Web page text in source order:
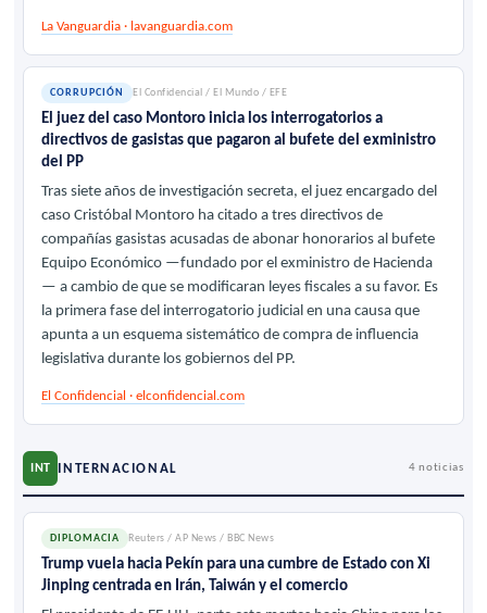
La Vanguardia · lavanguardia.com
CORRUPCIÓN El Confidencial / El Mundo / EFE
El juez del caso Montoro inicia los interrogatorios a
directivos de gasistas que pagaron al bufete del exministro
del PP
Tras siete años de investigación secreta, el juez encargado del
caso Cristóbal Montoro ha citado a tres directivos de
compañías gasistas acusadas de abonar honorarios al bufete
Equipo Económico —fundado por el exministro de Hacienda
— a cambio de que se modificaran leyes fiscales a su favor. Es
la primera fase del interrogatorio judicial en una causa que
apunta a un esquema sistemático de compra de influencia
legislativa durante los gobiernos del PP.
El Confidencial · elconfidencial.com
INT INTERNACIONAL 4 noticias
DIPLOMACIA Reuters / AP News / BBC News
Trump vuela hacia Pekín para una cumbre de Estado con Xi
Jinping centrada en Irán, Taiwán y el comercio